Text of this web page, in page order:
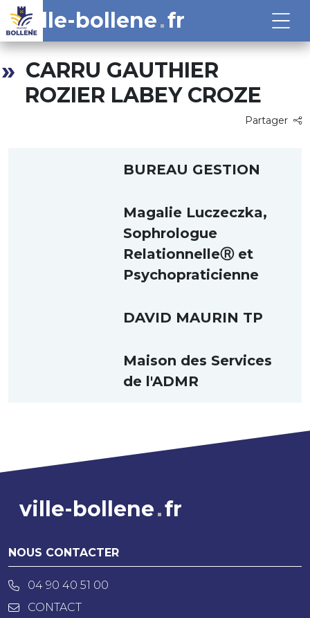
ville-bollene fr
CARRU GAUTHIER
ROZIER LABEY CROZE
Partager
BUREAU GESTION
Magalie Luczeczka,
Sophrologue
RelationnelleⓇ et
Psychopraticienne
DAVID MAURIN TP
Maison des Services
de l'ADMR
ville-bollene fr
NOUS CONTACTER
04 90 40 51 00
CONTACT